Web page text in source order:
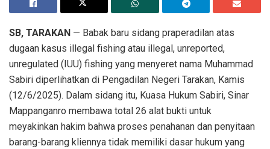
SB, TARAKAN — Babak baru sidang praperadilan atas
dugaan kasus illegal fishing atau illegal, unreported,
unregulated (IUU) fishing yang menyeret nama Muhammad
Sabiri diperlihatkan di Pengadilan Negeri Tarakan, Kamis
(12/6/2025). Dalam sidang itu, Kuasa Hukum Sabiri, Sinar
Mappanganro membawa total 26 alat bukti untuk
meyakinkan hakim bahwa proses penahanan dan penyitaan
barang-barang kliennya tidak memiliki dasar hukum yang